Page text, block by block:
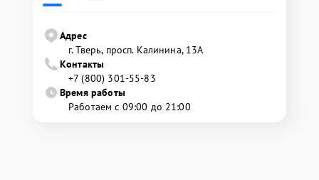
Адрес
г. Тверь, просп. Калинина, 13А
Контакты
+7 (800) 301-55-83
Время работы
Работаем с 09:00 до 21:00